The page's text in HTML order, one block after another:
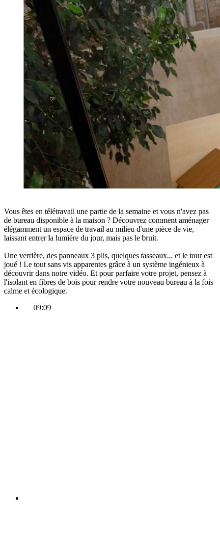
Vous êtes en télétravail une partie de la semaine et vous n'avez pas
de bureau disponible à la maison ? Découvrez comment aménager
élégamment un espace de travail au milieu d'une pièce de vie,
laissant entrer la lumière du jour, mais pas le bruit.
Une verrière, des panneaux 3 plis, quelques tasseaux... et le tour est
joué ! Le tout sans vis apparentes grâce à un système ingénieux à
découvrir dans notre vidéo. Et pour parfaire votre projet, pensez à
l'isolant en fibres de bois pour rendre votre nouveau bureau à la fois
calme et écologique.
09:09